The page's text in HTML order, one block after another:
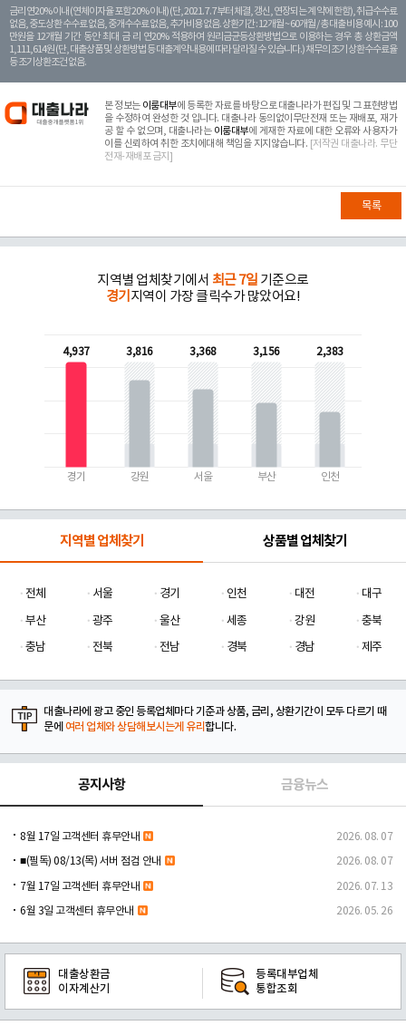
금리 연20% 이내 (연체이자율 포함 20% 이내) (단, 2021. 7. 7부터 체결, 갱신, 연장되는 계 약에 한함), 취급수수료
없음, 중도상환 수수료 없음, 중개수수료 없음, 추가비용 없음. 상환기간 : 12개월 ~ 60개월 / 총 대출 비용 예시 : 100
만원을 12개월 기간 동안 최대 금 리 연20% 적용하여 원리금균등상환방법으로 이용하는 경우 총 상환금액
1,111,614원 (단, 대출상품 및 상환방법 등 대출계약 내용에 따라 달라질 수 있습니다.) 채무의 조기 상환수수료율
등 조기상환조건 없음.
본 정보는 이룸대부에 등록한 자료를 바탕으로 대출나라가 편집 및 그 표현방법
을 수정하여 완성한 것 입니다. 대출나라 동의없이무단전재 또는 재배포, 재가
공 할 수 없으며, 대출나라는 이룸대부에 게재한 자료에 대한 오류와 사용자가
이를 신뢰하여 취한 조치에대해 책임을 지지않습니다. [저작권 대출나라. 무단
전재-재배포 금지]
목록
지역별 업체찾기에서 최근 7일 기준으로
경기 지역이 가장 클릭수가 많았어요!
4,937
경기
3,816
강원
3,368
서울
3,156
부산
2,383
인천
지역별 업체찾기 상품별 업체찾기
전체 서울 경기 인천 대전
대구
부산
광주 울산 세종 강원
충북
충남
전북 전남 경북 경남 제주
대출나라에 광고 중인 등록업체마다 기준과 상품, 금리, 상환기간이 모두 다르기 때
문에 여러 업체와 상담해보시는게 유리합니다.
공지사항 금융뉴스
8월 17일 고객센터 휴무안내 2026. 08. 07
■(필독) 08/13(목) 서버 점검 안내 2026. 08. 07
7월 17일 고객센터 휴무안내 2026. 07. 13
6월 3일 고객센터 휴무안내 2026. 05. 26
대출상환금
이자계산기
등록대부업체
통합조회